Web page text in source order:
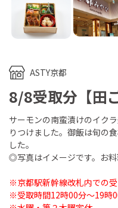
ASTY京都
8/8受取分【田
サーモンの南蛮漬けのイク
りつけました。御飯は旬の
した。
◎写真はイメージです。お料
※京都駅新幹線改札内での受
※受取時間12時00分～19時